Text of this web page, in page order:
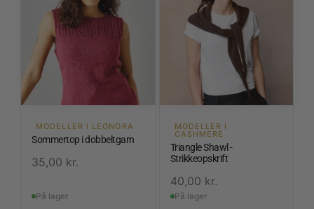
MODELLER I LEONORA
Sommertop i dobbeltgarn
35,00 kr.
På lager
MODELLER I
CASHMERE
Triangle Shawl -
Strikkeopskrift
40,00 kr.
På lager